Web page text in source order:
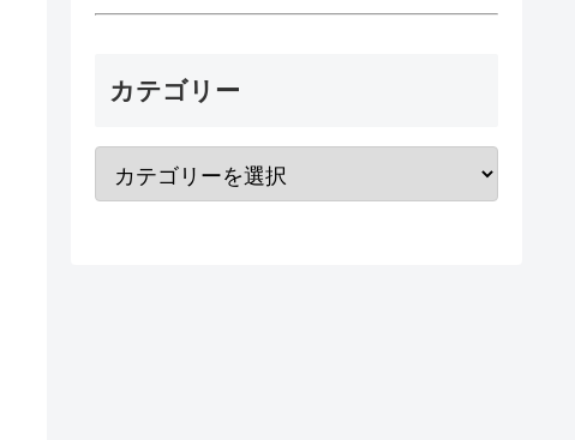
カテゴリー